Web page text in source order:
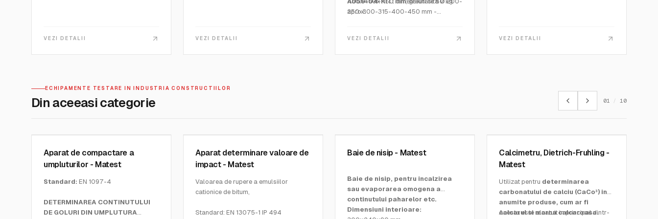
VEZI DETALII VEZI DETALII
aprox.
250-300-315-400-450 mm -
VEZI DETALII VEZI DETALII
ECHIPAMENTE TESTARE IN INDUSTRIA CONSTRUCTIILOR
Din aceeasi categorie 01 / 10
Aparat de compactare a
umpluturilor - Matest
Standard: EN 1097-4
DETERMINAREA CONTINUTULUI
DE GOLURI DIN UMPLUTURA
Aparat determinare valoare de
impact - Matest
Valoarea de rupere a emulsiilor
cationice de bitum,
Standard: EN 13075-1 IP 494
Baie de nisip - Matest
Baie de nisip, pentru incalzirea
sau evaporarea omogena a
continutului paharelor etc.
Dimensiuni interioare:
Calcimetru, Dietrich-Fruhling -
Matest
Utilizat pentru determinarea
carbonatului de calciu (CaCo³) in
anumite produse, cum ar fi
calcarul si marna calcaroasa.
Acesta este alcatuit in principal dintr-